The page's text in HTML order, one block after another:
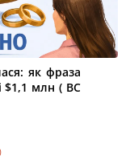
як фраза
$1,1 млн ( ВС